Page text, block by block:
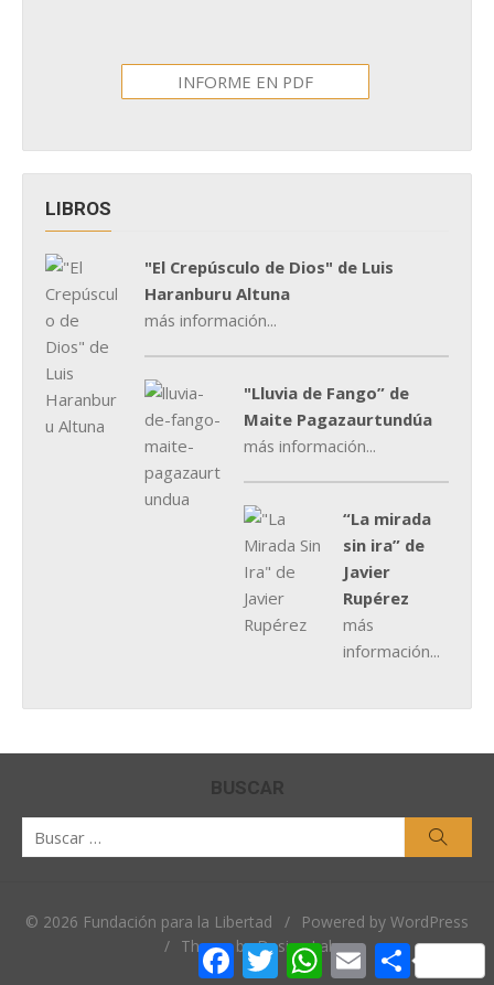
INFORME EN PDF
LIBROS
"El Crepúsculo de Dios" de Luis
Haranburu Altuna
más información...
"Lluvia de Fango” de
Maite Pagazaurtundúa
más información...
“La mirada
sin ira” de
Javier
Rupérez
más
información...
BUSCAR
© 2026 Fundación para la Libertad /
Powered by WordPress
/ Theme by Design Lab
Facebook
TwitterWhatsApp
EmailCompartir